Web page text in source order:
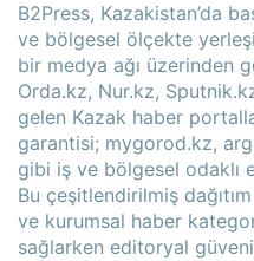
B2Press, Kazakistan’da
ve bölgesel ölçekte
bir medya ağı üzerinden
Orda.kz, Nur.kz,
gelen Kazak haber
garantisi; mygorod.kz,
gibi iş ve bölgesel odaklı
Bu çeşitlendirilmiş
ve kurumsal haber
sağlarken editoryal